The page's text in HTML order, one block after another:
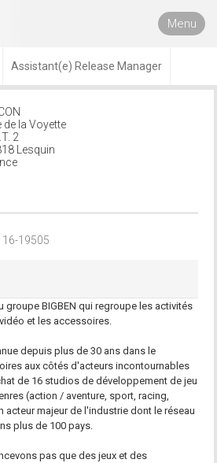
Menu
Assistant(e) Release Manager
de la Voyette
2
Lesquin
19505
groupe BIGBEN qui regroupe les activités
et les accessoires.
depuis plus de 30 ans dans le
aux côtés d'acteurs incontournables
de 16 studios de développement de jeu
(action / aventure, sport, racing,
acteur majeur de l'industrie dont le réseau
plus de 100 pays.
pas que des jeux et des